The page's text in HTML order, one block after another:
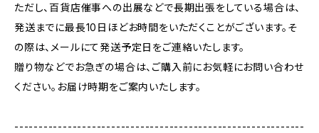
ただし、百貨店催事への出展などで長期出張をしている場合は、
発送までに最長10日ほどお時間をいただくことがございます。そ
の際は、メールにて発送予定日をご連絡いたします。
贈り物などでお急ぎの場合は、ご購入前にお気軽にお問い合わせ
ください。お届け時期をご案内いたします。
------------------------------------------------------------